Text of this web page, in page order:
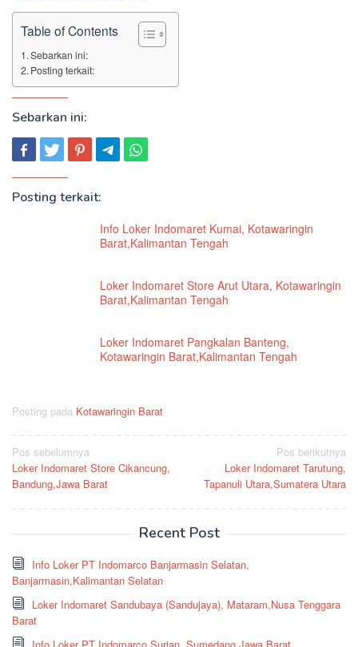
Table of Contents
Sebarkan ini:
Posting terkait:
Sebarkan ini:
Posting terkait:
Info Loker Indomaret Kumai, Kotawaringin
Barat,Kalimantan Tengah
Loker Indomaret Store Arut Utara, Kotawaringin
Barat,Kalimantan Tengah
Loker Indomaret Pangkalan Banteng,
Kotawaringin Barat,Kalimantan Tengah
Posting pada Kotawaringin Barat
Navigasi
pos
Pos sebelumnya
Loker Indomaret Store Cikancung,
Bandung,Jawa Barat
Pos berikutnya
Loker Indomaret Tarutung,
Tapanuli Utara,Sumatera Utara
Recent Post
Info Loker PT Indomarco Banjarmasin Selatan,
Banjarmasin,Kalimantan Selatan
Loker Indomaret Sandubaya (Sandujaya), Mataram,Nusa Tenggara
Barat